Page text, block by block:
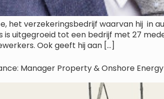
verzekeringsbedrijf waarvan hij in
uitgegroeid tot een bedrijf met 27
Ook geeft hij aan […]
Manager Property & Onshore Energy